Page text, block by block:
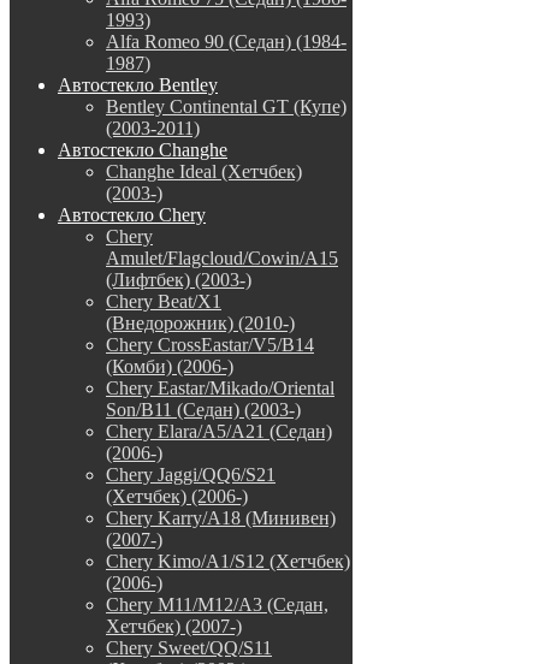
1993)
Alfa Romeo 90 (Седан) (1984-
1987)
Автостекло Bentley
Bentley Continental GT (Купе)
(2003-2011)
Автостекло Changhe
Changhe Ideal (Хетчбек)
(2003-)
Автостекло Chery
Chery
Amulet/Flagcloud/Cowin/A15
(Лифтбек) (2003-)
Chery Beat/X1
(Внедорожник) (2010-)
Chery CrossEastar/V5/B14
(Комби) (2006-)
Chery Eastar/Mikado/Oriental
Son/B11 (Седан) (2003-)
Chery Elara/A5/A21 (Седан)
(2006-)
Chery Jaggi/QQ6/S21
(Хетчбек) (2006-)
Chery Karry/A18 (Минивен)
(2007-)
Chery Kimo/A1/S12 (Хетчбек)
(2006-)
Chery M11/M12/A3 (Седан,
Хетчбек) (2007-)
Chery Sweet/QQ/S11